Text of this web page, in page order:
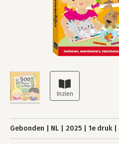
Gebonden NL 2025 1e druk